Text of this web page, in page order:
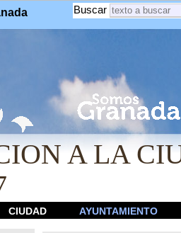
Buscar
A LA
CIUDAD AYUNTAMIENTO